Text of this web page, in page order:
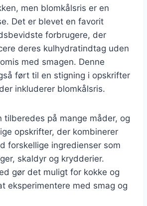
men blomkålsris er en
Det er blevet en favorit
forbrugere, der
deres kulhydratindtag uden
med smagen. Denne
ført til en stigning i opskrifter
inkluderer blomkålsris.
tilberedes på mange måder, og
opskrifter, der kombinerer
forskellige ingredienser som
skaldyr og krydderier.
gør det muligt for kokke og
eksperimentere med smag og